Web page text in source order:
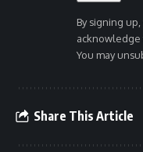
By signing
acknowledge
You may
Share This Article